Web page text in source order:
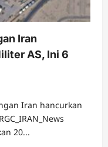
Iran
AS, Ini 6
Iran hancurkan
20...